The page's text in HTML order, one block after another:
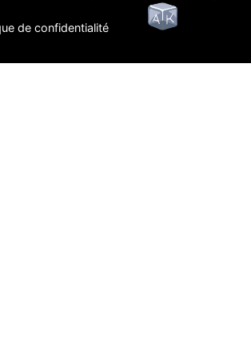
de confidentialité